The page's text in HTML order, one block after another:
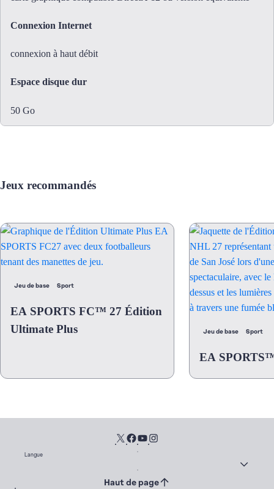
Connexion Internet
connexion à haut débit
Espace disque dur
50 Go
Jeux recommandés
Jeu de base Sport
EA SPORTS FC™ 27 Édition
Ultimate Plus
Jeu de base Sport
EA
Langue
Haut de page